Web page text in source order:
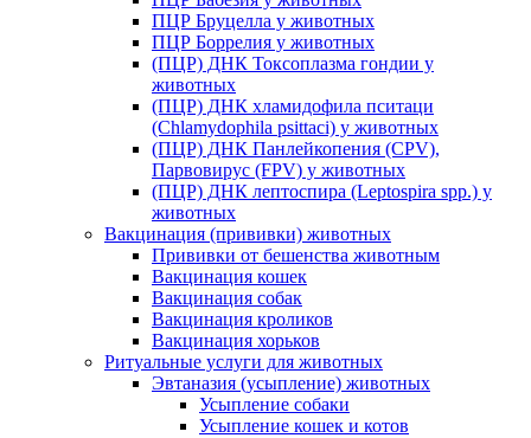
ПЦР Бруцелла у животных
ПЦР Боррелия у животных
(ПЦР) ДНК Токсоплазма гондии у
животных
(ПЦР) ДНК хламидофила пситаци
(Chlamydophila psittaci) у животных
(ПЦР) ДНК Панлейкопения (CPV),
Парвовирус (FPV) у животных
(ПЦР) ДНК лептоспира (Leptospira spp.) у
животных
Вакцинация (прививки) животных
Прививки от бешенства животным
Вакцинация кошек
Вакцинация собак
Вакцинация кроликов
Вакцинация хорьков
Ритуальные услуги для животных
Эвтаназия (усыпление) животных
Усыпление собаки
Усыпление кошек и котов